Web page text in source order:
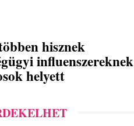
hisznek
influenszereknek
helyett